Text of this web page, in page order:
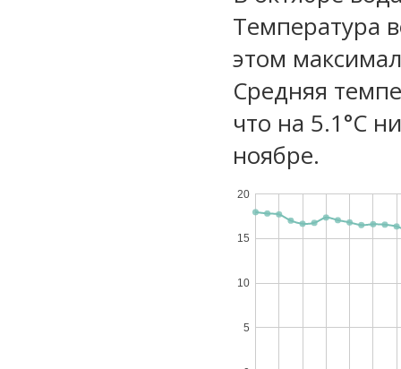
Температура
этом
Средняя
что на 5.1°C
ноябре.
5
10
15
20